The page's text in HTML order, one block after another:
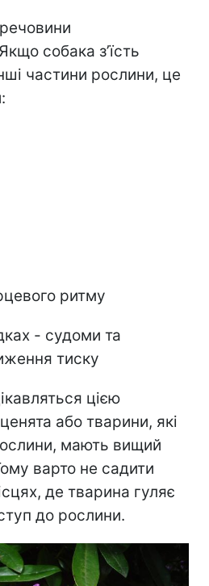
собака з’їсть
частини рослини, це
ритму
- судоми та
тиску
цією
або тварини, які
мають вищий
варто не садити
де тварина гуляє
до рослини.